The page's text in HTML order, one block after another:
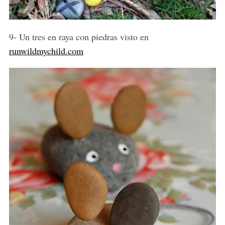
9- Un tres en raya con piedras visto en
runwildmychild.com